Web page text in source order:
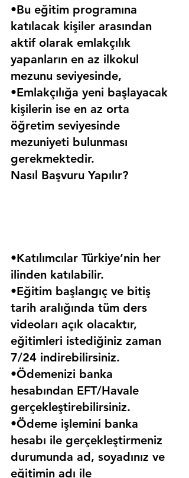
•Bu eğitim programına
katılacak kişiler arasından
aktif olarak emlakçılık
yapanların en az ilkokul
mezunu seviyesinde,
•Emlakçılığa yeni başlayacak
kişilerin ise en az orta
öğretim seviyesinde
mezuniyeti bulunması
gerekmektedir.
Nasıl Başvuru Yapılır?
•Katılımcılar Türkiye’nin her
ilinden katılabilir.
•Eğitim başlangıç ve bitiş
tarih aralığında tüm ders
videoları açık olacaktır,
eğitimleri istediğiniz zaman
7/24 indirebilirsiniz.
•Ödemenizi banka
hesabından EFT/Havale
gerçekleştirebilirsiniz.
•Ödeme işlemini banka
hesabı ile gerçekleştirmeniz
durumunda ad, soyadınız ve
eğitimin adı ile